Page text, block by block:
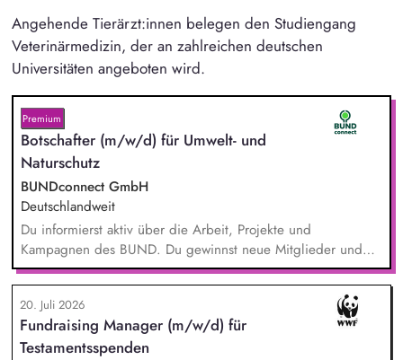
Angehende Tierärzt:innen belegen den Studiengang
Veterinärmedizin, der an zahlreichen deutschen
Universitäten angeboten wird.
Premium
Botschafter (m/w/d) für Umwelt- und
Naturschutz
BUNDconnect GmbH
Deutschlandweit
Du informierst aktiv über die Arbeit, Projekte und
Kampagnen des BUND. Du gewinnst neue Mitglieder und
stärkst damit langfristig den Umwelt- und Naturschutz. Du
beantwortest Fragen zu Umwelt-, Arten- und Klimaschutz nach
bestem Wissen und Gewissen. Du unterstützt Kampagnen
und Aktionen, beispielsweise durch das Sammeln von
Unterschriften für Petitionen.
20. Juli 2026
Fundraising Manager (m/w/d) für
Testamentsspenden